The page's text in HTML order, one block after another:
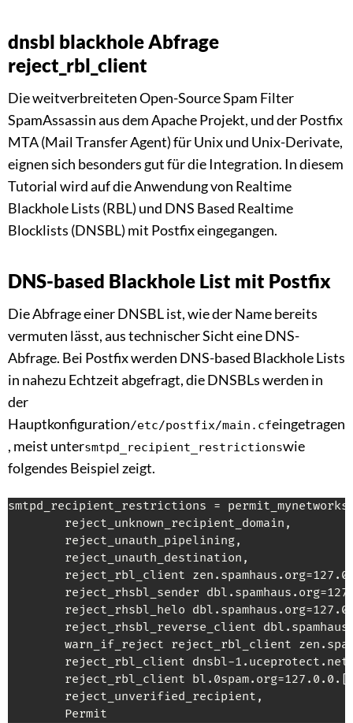
dnsbl blackhole Abfrage
reject_rbl_client
Die weitverbreiteten Open-Source Spam Filter
SpamAssassin aus dem Apache Projekt, und der Postfix
MTA (Mail Transfer Agent) für Unix und Unix-Derivate,
eignen sich besonders gut für die Integration. In diesem
Tutorial wird auf die Anwendung von Realtime
Blackhole Lists (RBL) und DNS Based Realtime
Blocklists (DNSBL) mit Postfix eingegangen.
DNS-based Blackhole List mit Postfix
Die Abfrage einer DNSBL ist, wie der Name bereits
vermuten lässt, aus technischer Sicht eine DNS-
Abfrage. Bei Postfix werden DNS-based Blackhole Lists
in nahezu Echtzeit abgefragt, die DNSBLs werden in
der
Hauptkonfiguration/etc/postfix/main.cfeingetragen
, meist untersmtpd_recipient_restrictionswie
folgendes Beispiel zeigt.
smtpd_recipient_restrictions =
        reject_unknown_recipient_domain,
        reject_unauth_pipelining,
        reject_unauth_destination,
reject_rbl_client
reject_rhsbl_sender
reject_rhsbl_helo
reject_rhsbl_reverse_client
warn_if_reject reject_rbl_client
reject_rbl_client dnsbl-
        reject_rbl_client bl.0spam.org=127.0.0.
[
        reject_unverified_recipient,
        Permit